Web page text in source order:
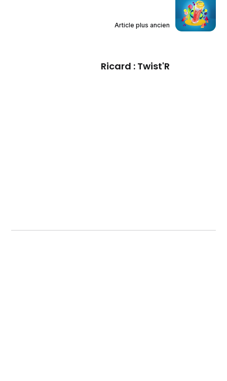
Article plus ancien
Ricard : Twist'R